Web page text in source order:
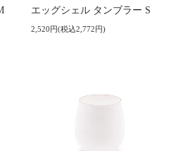
エッグシェル タンブラー S
2,520円(税込2,772円)